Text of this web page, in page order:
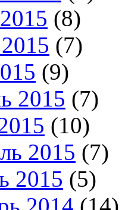
(8)
(7)
(9)
2015 (7)
(10)
2015 (7)
2015 (5)